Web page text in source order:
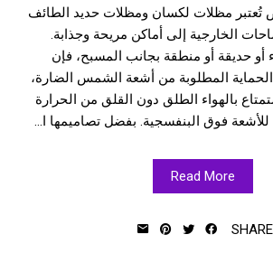
تُعتبر مظلات لكسان ومظلات حديد الطائف
الخارجية إلى أماكن مريحة وجذابة.
أو حديقة أو منطقة بجانب المسبح، فإن
المطلوبة من أشعة الشمس الضارة،
بالهواء الطلق دون القلق من الحرارة
فوق البنفسجية. بفضل تصاميمها ا...
Read More
SHARE